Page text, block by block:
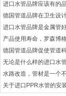
进口水管品牌应该有的
进口水管品牌是金属管
德国管道品牌促使管道
无论是什么样的进口水
水路改造，管材是一个
关于进口PPR水管的安